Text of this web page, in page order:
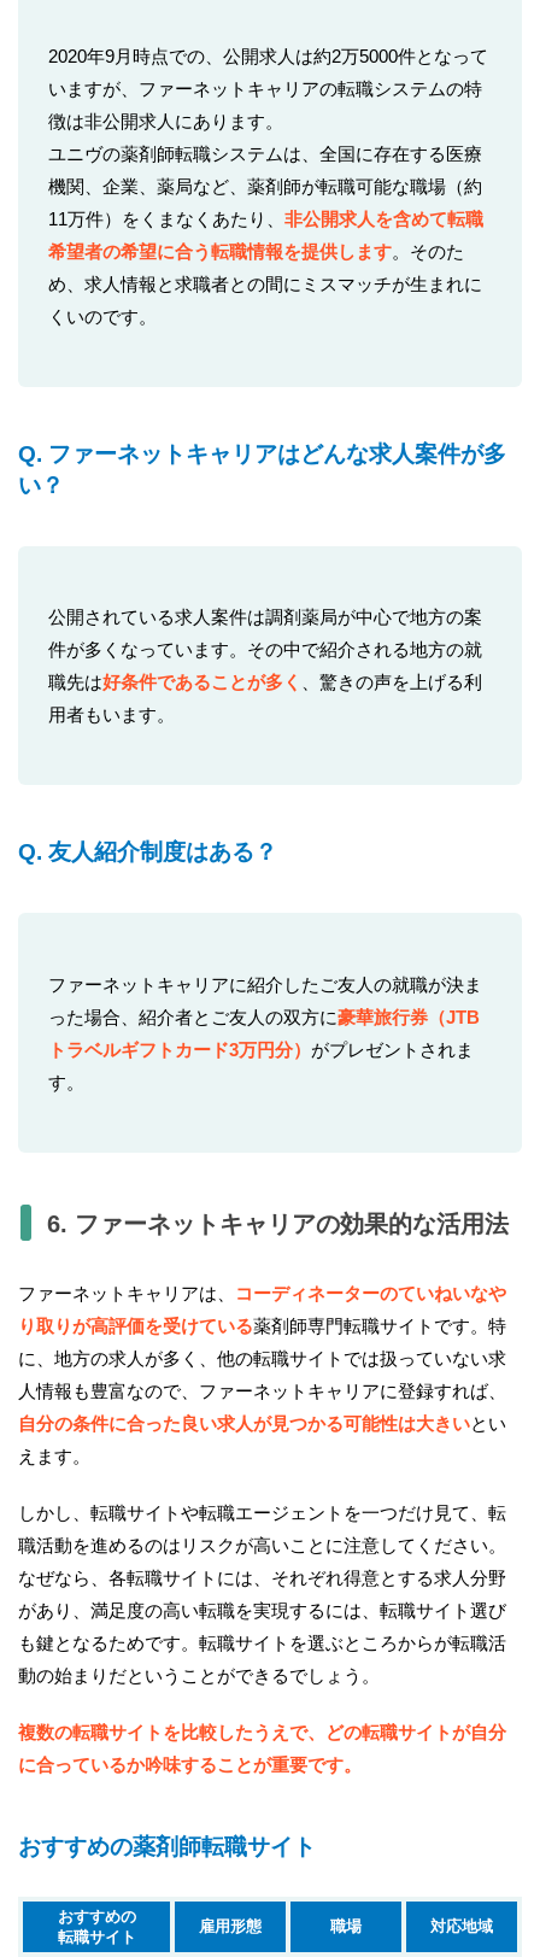
2020年9月時点での、公開求人は約2万5000件となって
いますが、ファーネットキャリアの転職システムの特
徴は非公開求人にあります。
ユニヴの薬剤師転職システムは、全国に存在する医療
機関、企業、薬局など、薬剤師が転職可能な職場（約
11万件）をくまなくあたり、非公開求人を含めて転職
希望者の希望に合う転職情報を提供します。そのた
め、求人情報と求職者との間にミスマッチが生まれに
くいのです。
Q. ファーネットキャリアはどんな求人案件が多
い？
公開されている求人案件は調剤薬局が中心で地方の案
件が多くなっています。その中で紹介される地方の就
職先は好条件であることが多く
、驚きの声を上げる利
用者もいます。
Q. 友人紹介制度はある？
ファーネットキャリアに紹介したご友人の就職が決ま
った場合、紹介者とご友人の双方に豪華旅行券（JTB
トラベルギフトカード3万円分） がプレゼントされま
す。
6. ファーネットキャリアの効果的な活用法
ファーネットキャリアは、
コーディネーターのていねいなや
り取りが高評価を受けている薬剤師専門転職サイトです。特
に、地方の求人が多く、他の転職サイトでは扱っていない求
人情報も豊富なので、ファーネットキャリアに登録すれば、
自分の条件に合った良い求人が見つかる可能性は大きいとい
えます。
しかし、転職サイトや転職エージェントを一つだけ見て、転
職活動を進めるのはリスクが高いことに注意してください。
なぜなら、各転職サイトには、それぞれ得意とする求人分野
があり、満足度の高い転職を実現するには、転職サイト選び
も鍵となるためです。転職サイトを選ぶところからが転職活
動の始まりだということができるでしょう。
複数の転職サイトを比較したうえで、どの転職サイトが自分
に合っているか吟味することが重要です。
おすすめの薬剤師転職サイト
おすすめの
転職サイト
雇用形態 職場 対応地域